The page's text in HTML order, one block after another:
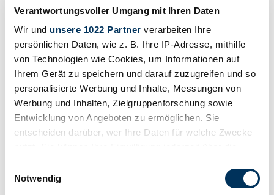
Verantwortungsvoller Umgang mit Ihren Daten
Wir und unsere 1022 Partner verarbeiten Ihre
persönlichen Daten, wie z. B. Ihre IP-Adresse, mithilfe
von Technologien wie Cookies, um Informationen auf
Ihrem Gerät zu speichern und darauf zuzugreifen und so
personalisierte Werbung und Inhalte, Messungen von
Werbung und Inhalten, Zielgruppenforschung sowie
Entwicklung von Angeboten zu ermöglichen. Sie
entscheiden darüber, wer Ihre Daten für welche Zwecke
Trigger Symbol ändern oder widerrufen
Notwendig